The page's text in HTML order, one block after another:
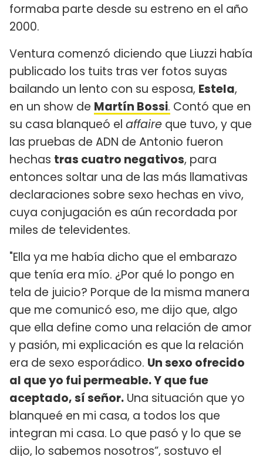
formaba parte desde su estreno en el año
2000.
Ventura comenzó diciendo que Liuzzi había
publicado los tuits tras ver fotos suyas
bailando un lento con su esposa, Estela,
en un show de Martín Bossi. Contó que en
su casa blanqueó el affaire que tuvo, y que
las pruebas de ADN de Antonio fueron
hechas tras cuatro negativos, para
entonces soltar una de las más llamativas
declaraciones sobre sexo hechas en vivo,
cuya conjugación es aún recordada por
miles de televidentes.
"Ella ya me había dicho que el embarazo
que tenía era mío. ¿Por qué lo pongo en
tela de juicio? Porque de la misma manera
que me comunicó eso, me dijo que, algo
que ella define como una relación de amor
y pasión, mi explicación es que la relación
era de sexo esporádico. Un sexo ofrecido
al que yo fui permeable. Y que fue
aceptado, sí señor. Una situación que yo
blanqueé en mi casa, a todos los que
integran mi casa. Lo que pasó y lo que se
dijo, lo sabemos nosotros”, sostuvo el